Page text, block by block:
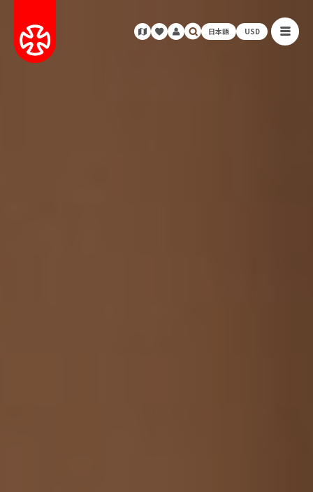
日本語 USD